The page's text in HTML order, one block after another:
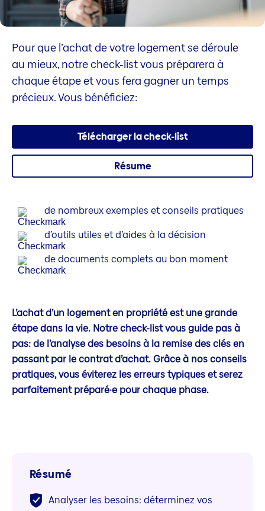
Pour que l’achat de votre logement se déroule
au mieux, notre check-list vous préparera à
chaque étape et vous fera gagner un temps
précieux. Vous bénéficiez:
Télécharger la check-list
Résume
de nombreux exemples et conseils pratiques
d’outils utiles et d’aides à la décision
de documents complets au bon moment
L’achat d’un logement en propriété est une grande
étape dans la vie. Notre check-list vous guide pas à
pas: de l’analyse des besoins à la remise des clés en
passant par le contrat d’achat. Grâce à nos conseils
pratiques, vous éviterez les erreurs typiques et serez
parfaitement préparé·e pour chaque phase.
Résumé
Analyser les besoins: déterminez vos